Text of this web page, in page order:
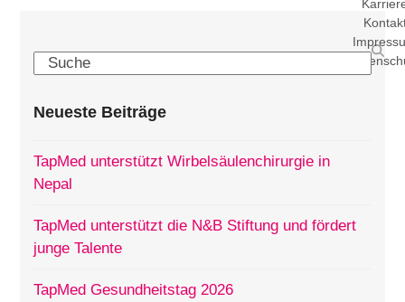
Search
Neueste Beiträge
TapMed unterstützt Wirbelsäulenchirurgie in
Nepal
TapMed unterstützt die N&B Stiftung und fördert
junge Talente
TapMed Gesundheitstag 2026